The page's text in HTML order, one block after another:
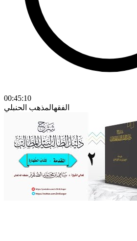
00:45:10
الفقهالمذهب الحنبلي